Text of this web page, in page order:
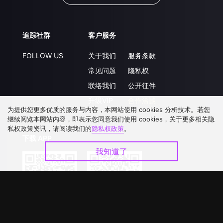
追踪社群
FOLLOW US
客户服务
关于我们
常见问题
联络我们
服务条款
隐私权
公开征件
为提供您更多优质的服务与内容，本网站使用 cookies 分析技术。若您
继续阅览本网站内容，即表示您同意我们使用 cookies，关于更多相关隐
私权政策资讯，请阅读我们的隐私权政策。
我知道了